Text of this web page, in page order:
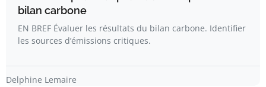
bilan carbone
EN BREF Évaluer les résultats du bilan carbone. Identifier
les sources d’émissions critiques.
Delphine Lemaire